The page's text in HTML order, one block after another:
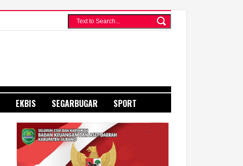
EKBIS SEGARBUGAR SPORT